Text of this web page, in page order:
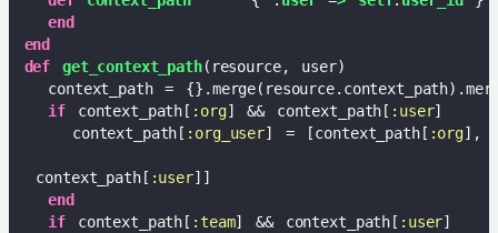
end
end
def
get_context_path(resource, user)
context_path =
if context_path[ :org] && context_path[ :user]
    context_path[
:org_user] = [context_path[ :org],
context_path[ :user]]
end
if context_path[ :team] && context_path[ :user]